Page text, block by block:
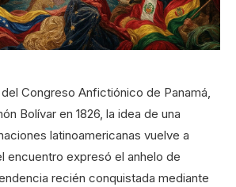
Congreso Anfictiónico de Panamá,
Bolívar en 1826, la idea de una
latinoamericanas vuelve a
encuentro expresó el anhelo de
recién conquistada mediante